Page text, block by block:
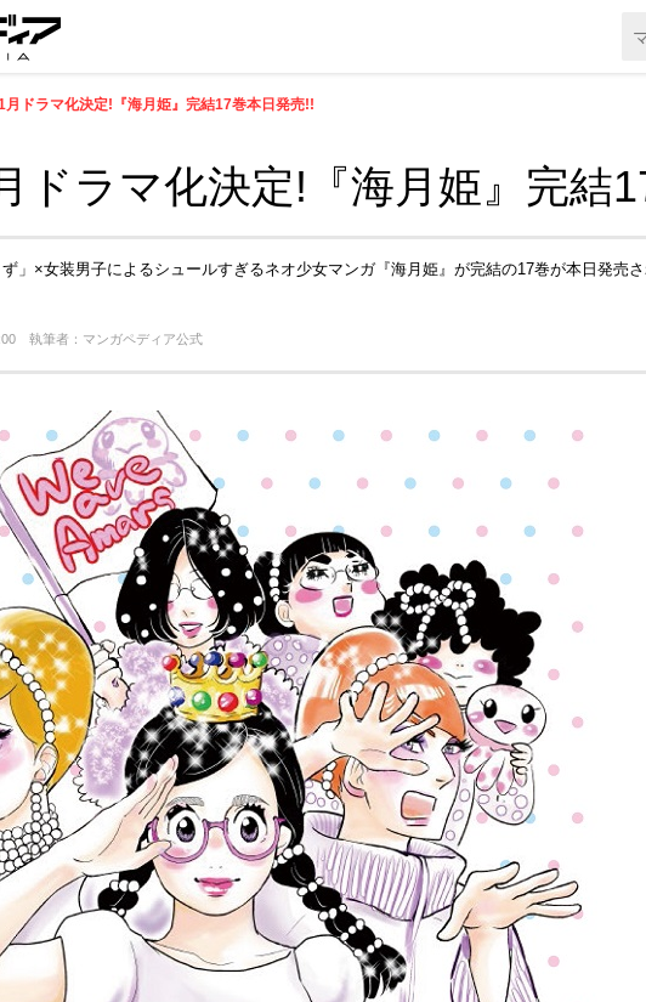
月ドラマ化決定!『海月姫』完結17巻本日発売!!
ドラマ化決定!『海月姫』完結
」×女装男子によるシュールすぎるネオ少女マンガ『海月姫』が完結の17巻が本日発売さ
執筆者：マンガペディア公式